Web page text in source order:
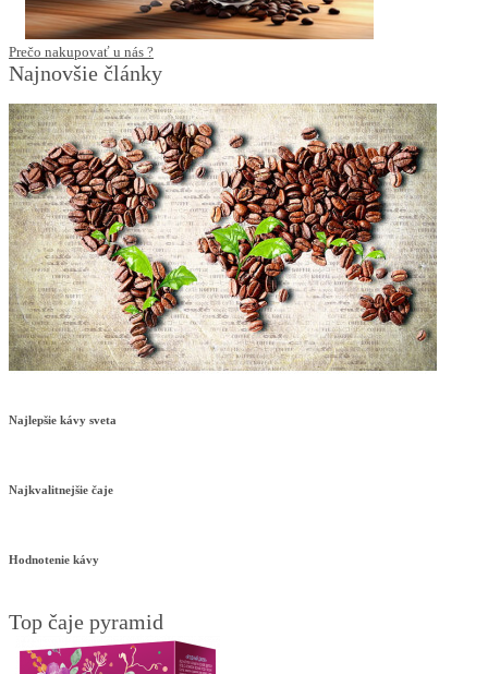
Prečo nakupovať u nás ?
Najnovšie články
Najlepšie kávy sveta
Najkvalitnejšie čaje
Hodnotenie kávy
Top čaje pyramid